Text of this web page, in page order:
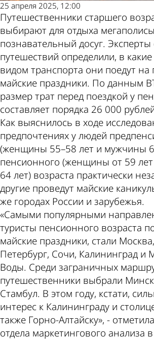
25 апреля 2025, 12:00
Путешественники старшего
выбирают для отдыха
познавательный досуг. Эксперты
путешествий определили, в
видом транспорта они поедут на
майские праздники. По данным
размер трат перед поездкой у
составляет порядка 26 000
Как выяснилось в ходе
предпочтениях у людей
(женщины 55–58 лет и мужчины
пенсионного (женщины от 59
64 лет) возраста практически
другие проведут майские
же городах России и зарубежья.
«Самыми популярными
туристы пенсионного возраста
майские праздники, стали
Петербург, Сочи, Калининград и
Воды. Среди заграничных
путешественники выбрали
Стамбул. В этом году, кстати,
интерес к Калининграду и
также Горно-Алтайску», -
отдела маркетингового анализа